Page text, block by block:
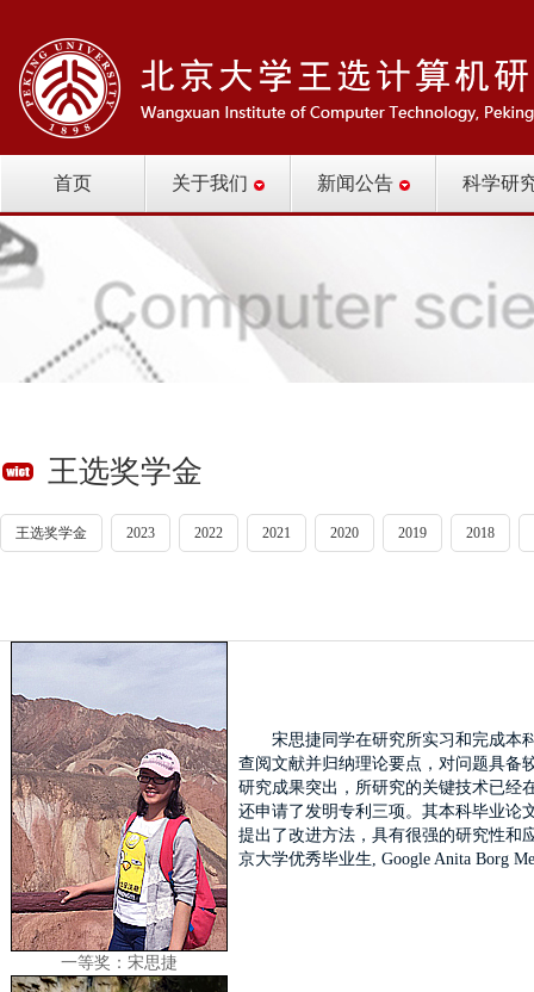
首页 关于我们 新闻公告 科学研
王选奖学金
王选奖学金 2023 2022 2021 2020 2019 2018
一等奖：宋思捷
宋思捷同学在研究所实习和完成本
查阅文献并归纳理论要点，对问题具备
研究成果突出，所研究的关键技术已经
还申请了发明专利三项。其本科毕业论
提出了改进方法，具有很强的研究性和
京大学优秀毕业生, Google Anita Borg